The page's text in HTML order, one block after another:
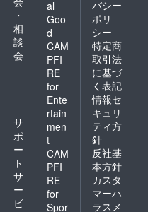
・
相
談
会
サ
ポ
ー
ト
サ
ー
ビ
al
Goo
d
CAM
PFI
RE
for
Ente
rtain
men
t
CAM
PFI
RE
for
Spor
バシー
ポリ
シー
特定商
取引法
に基づ
く表記
情報セ
キュリ
ティ方
針
反社基
本方針
カスタ
マーハ
ラスメ